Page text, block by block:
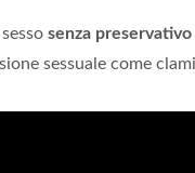
senza preservativo
sessuale come